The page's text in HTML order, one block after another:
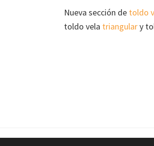
Nueva sección de toldo
toldo vela triangulary